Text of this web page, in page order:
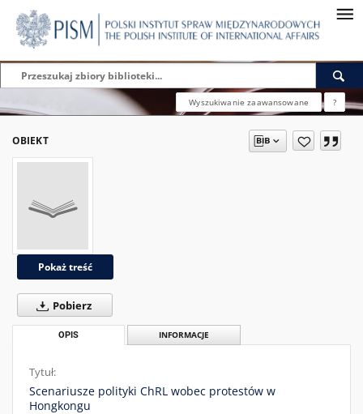
Wyszukiwanie zaawansowane ?
OBIEKT
Pokaż treść
Pobierz
OPIS INFORMACJE
Tytuł:
Scenariusze polityki ChRL wobec protestów w
Hongkongu